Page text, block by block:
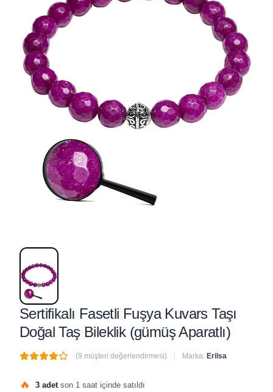
Sertifikalı Fasetli Fuşya Kuvars Taşı
Doğal Taş Bileklik (gümüş Aparatlı)
(9 müşteri değerlendirmesi) Marka: Erilsa
🔥 3 adet son 1 saat içinde satıldı